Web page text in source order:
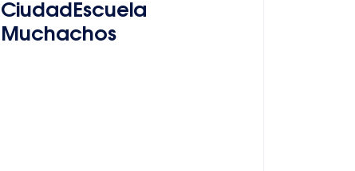
CiudadEscuela
Muchachos